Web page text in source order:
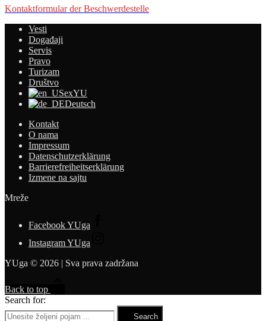
Kontaktformular der Beschwerdestelle
Vesti
Događaji
Servis
Pravo
Turizam
Društvo
exYU
Deutsch
Kontakt
O nama
Impressum
Datenschutzerklärung
Barrierefreiheitserklärung
Izmene na sajtu
Mreže
Facebook YUga
Instagram YUga
YUga © 2026 | Sva prava zadržana
Back to top
Search for:
Search